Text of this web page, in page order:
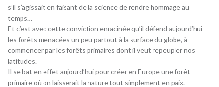
s’il s’agissait en faisant de la science de rendre hommage au
temps…
Et c’est avec cette conviction enracinée qu’il défend aujourd’hui
les forêts menacées un peu partout à la surface du globe, à
commencer par les forêts primaires dont il veut repeupler nos
latitudes.
Il se bat en effet aujourd’hui pour créer en Europe une forêt
primaire où on laisserait la nature tout simplement en paix.